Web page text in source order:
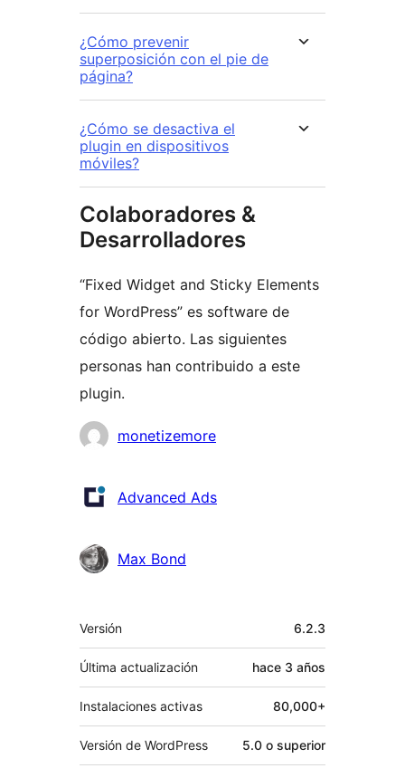
¿Cómo prevenir
superposición con el pie de
página?
¿Cómo se desactiva el
plugin en dispositivos
móviles?
Colaboradores &
Desarrolladores
“Fixed Widget and Sticky Elements
for WordPress” es software de
código abierto. Las siguientes
personas han contribuido a este
plugin.
Colaboradores
monetizemore
Advanced Ads
Max Bond
Meta
Versión 6.2.3
Última actualización hace 3 años
Instalaciones activas 80,000+
Versión de WordPress 5.0 o superior